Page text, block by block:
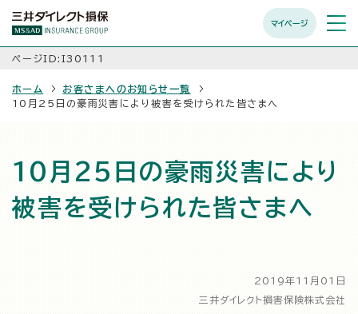
マイページ
メニュ
開く
ページID:I30111
ホーム
お客さまへのお知らせ一覧
10月25日の豪雨災害により被害を受けられた皆さまへ
10月25日の豪雨災害により
被害を受けられた皆さまへ
2019年11月01日
三井ダイレクト損害保険株式会社